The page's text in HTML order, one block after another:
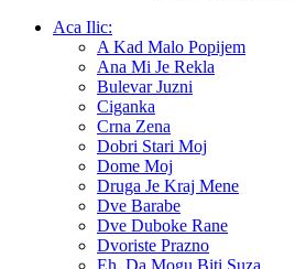
Aca Ilic:
A Kad Malo Popijem
Ana Mi Je Rekla
Bulevar Juzni
Ciganka
Crna Zena
Dobri Stari Moj
Dome Moj
Druga Je Kraj Mene
Dve Barabe
Dve Duboke Rane
Dvoriste Prazno
Eh, Da Mogu Biti Suza